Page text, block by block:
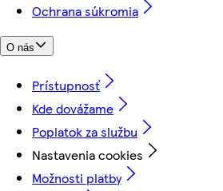
Ochrana súkromia
O nás
Prístupnosť
Kde dovážame
Poplatok za službu
Nastavenia cookies
Možnosti platby